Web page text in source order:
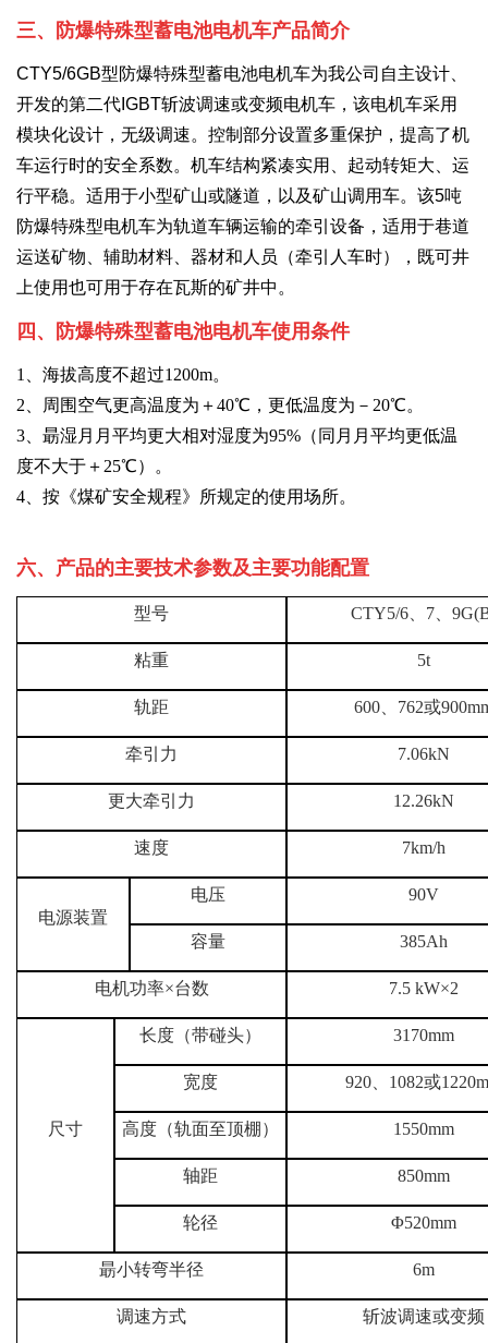
三、防爆特殊型蓄电池电机车产品简介
CTY5/6GB型防爆特殊型蓄电池电机车为我公司自主设计、
开发的第二代IGBT斩波调速或变频电机车，该电机车采用
模块化设计，无级调速。控制部分设置多重保护，提高了机
车运行时的安全系数。机车结构紧凑实用、起动转矩大、运
行平稳。适用于小型矿山或隧道，以及矿山调用车。该5吨
防爆特殊型电机车为轨道车辆运输的牵引设备，适用于巷道
运送矿物、辅助材料、器材和人员（牵引人车时），既可井
上使用也可用于存在瓦斯的矿井中。
四、防爆特殊型蓄电池电机车使用条件
1、海拔高度不超过1200m。
2、周围空气更高温度为＋40℃，更低温度为－20℃。
3、朂湿月月平均更大相对湿度为95%（同月月平均更低温
度不大于＋25℃）。
4、按《煤矿安全规程》所规定的使用场所。
六、产品的主要技术参数及主要功能配置
型号 CTY5/6、7、
粘重 5t
轨距 600 、762或
牵引力 7.06kN
更大牵引力 12.26kN
速度 7km/h
电源装置
电压 90V
容量 385Ah
电机功率×台数 7.5 kW×2
尺寸
长度（带碰头） 3170mm
宽度 920、1082或
高度（轨面至顶棚） 1550mm
轴距 850mm
轮径 Φ520mm
朂小转弯半径 6m
调速方式 斩波调速或变频